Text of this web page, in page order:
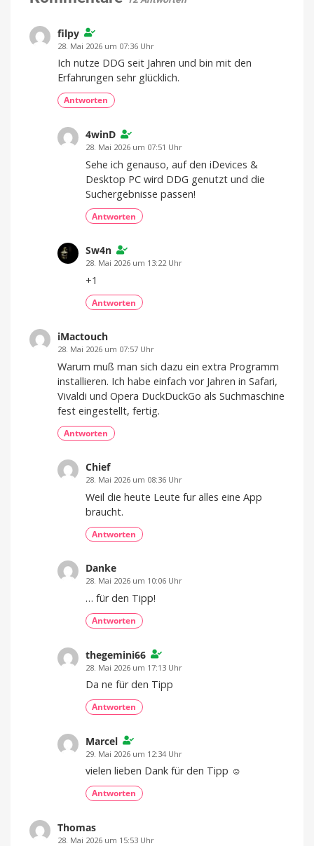
filpy
28. Mai 2026 um 07:36 Uhr
Ich nutze DDG seit Jahren und bin mit den
Erfahrungen sehr glücklich.
Antworten
4winD
28. Mai 2026 um 07:51 Uhr
Sehe ich genauso, auf den iDevices &
Desktop PC wird DDG genutzt und die
Suchergebnisse passen!
Antworten
Sw4n
28. Mai 2026 um 13:22 Uhr
+1
Antworten
iMactouch
28. Mai 2026 um 07:57 Uhr
Warum muß man sich dazu ein extra Programm
installieren. Ich habe einfach vor Jahren in Safari,
Vivaldi und Opera DuckDuckGo als Suchmaschine
fest eingestellt, fertig.
Antworten
Chief
28. Mai 2026 um 08:36 Uhr
Weil die heute Leute fur alles eine App
braucht.
Antworten
Danke
28. Mai 2026 um 10:06 Uhr
… für den Tipp!
Antworten
thegemini66
28. Mai 2026 um 17:13 Uhr
Da ne für den Tipp
Antworten
Marcel
29. Mai 2026 um 12:34 Uhr
vielen lieben Dank für den Tipp ☺️
Antworten
Thomas
28. Mai 2026 um 15:53 Uhr